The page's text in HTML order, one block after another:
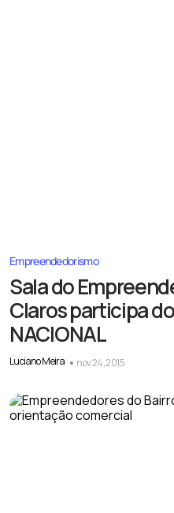
Empreendedorismo
Sala do
Claros participa
NACIONAL
Luciano Meira nov 24, 2015